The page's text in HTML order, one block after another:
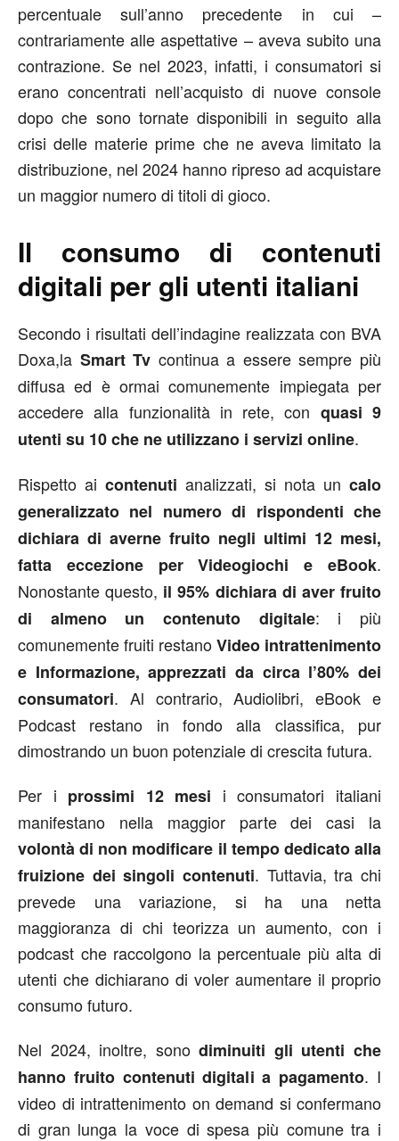
percentuale sull’anno precedente in cui –
contrariamente alle aspettative – aveva subito una
contrazione. Se nel 2023, infatti, i consumatori si
erano concentrati nell’acquisto di nuove console
dopo che sono tornate disponibili in seguito alla
crisi delle materie prime che ne aveva limitato la
distribuzione, nel 2024 hanno ripreso ad acquistare
un maggior numero di titoli di gioco.
Il consumo di contenuti
digitali per gli utenti italiani
Secondo i risultati dell’indagine realizzata con BVA
Doxa,la Smart Tv continua a essere sempre più
diffusa ed è ormai comunemente impiegata per
accedere alla funzionalità in rete, con quasi 9
utenti su 10 che ne utilizzano i servizi online.
Rispetto ai contenuti analizzati, si nota un calo
generalizzato nel numero di rispondenti che
dichiara di averne fruito negli ultimi 12 mesi,
fatta eccezione per Videogiochi e eBook.
Nonostante questo, il 95% dichiara di aver fruito
di almeno un contenuto digitale: i più
comunemente fruiti restanoVideo intrattenimento
e Informazione, apprezzati da circa l’80% dei
consumatori. Al contrario, Audiolibri, eBook e
Podcast restano in fondo alla classifica, pur
dimostrando un buon potenziale di crescita futura.
Per i prossimi 12 mesi i consumatori italiani
manifestano nella maggior parte dei casi la
volontà di non modificare il tempo dedicato alla
fruizione dei singoli contenuti. Tuttavia, tra chi
prevede una variazione, si ha una netta
maggioranza di chi teorizza un aumento, con i
podcast che raccolgono la percentuale più alta di
utenti che dichiarano di voler aumentare il proprio
consumo futuro.
Nel 2024, inoltre, sonodiminuiti gli utenti che
hanno fruito contenuti digitali a pagamento. I
video di intrattenimento on demand si confermano
di gran lunga la voce di spesa più comune tra i